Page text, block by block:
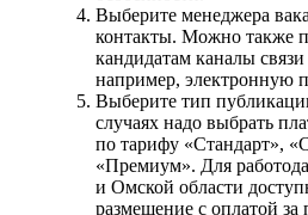
Выберите менеджера
контакты. Можно также
кандидатам каналы
например, электронную
Выберите тип
случаях надо выбрать
по тарифу «Стандарт»,
«Премиум». Для
и Омской области
размещение с оплатой за